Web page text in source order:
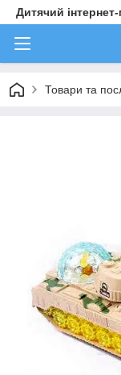
Дитячий
Товари та